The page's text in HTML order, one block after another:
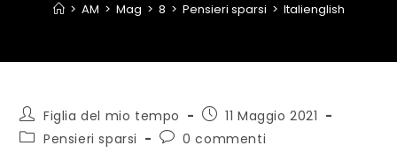
> AM > Mag > 8 > Pensieri sparsi > Italienglish
Figlia del mio tempo
11 Maggio 2021
Pensieri sparsi
0 commenti